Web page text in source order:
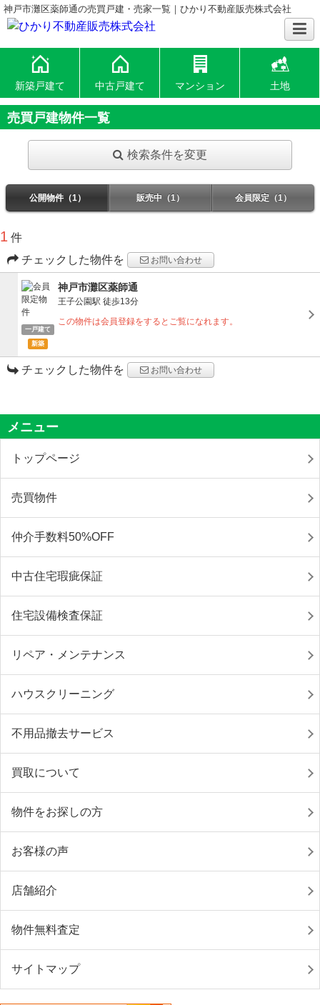
神戸市灘区薬師通の売買戸建・売家一覧｜ひかり不動産販売株式会社
新築戸建て 中古戸建て マンション 土地
売買戸建物件一覧
検索条件を変更
公開物件（1） 販売中（1） 会員限定（1）
1 件
チェックした物件を
お問い合わせ
一戸建て
新築
神戸市灘区薬師通
王子公園駅 徒歩13分
この物件は会員登録をするとご覧になれます。
チェックした物件を お問い合わせ
メニュー
トップページ
売買物件
仲介手数料50%OFF
中古住宅瑕疵保証
住宅設備検査保証
リペア・メンテナンス
ハウスクリーニング
不用品撤去サービス
買取について
物件をお探しの方
お客様の声
店舗紹介
物件無料査定
サイトマップ